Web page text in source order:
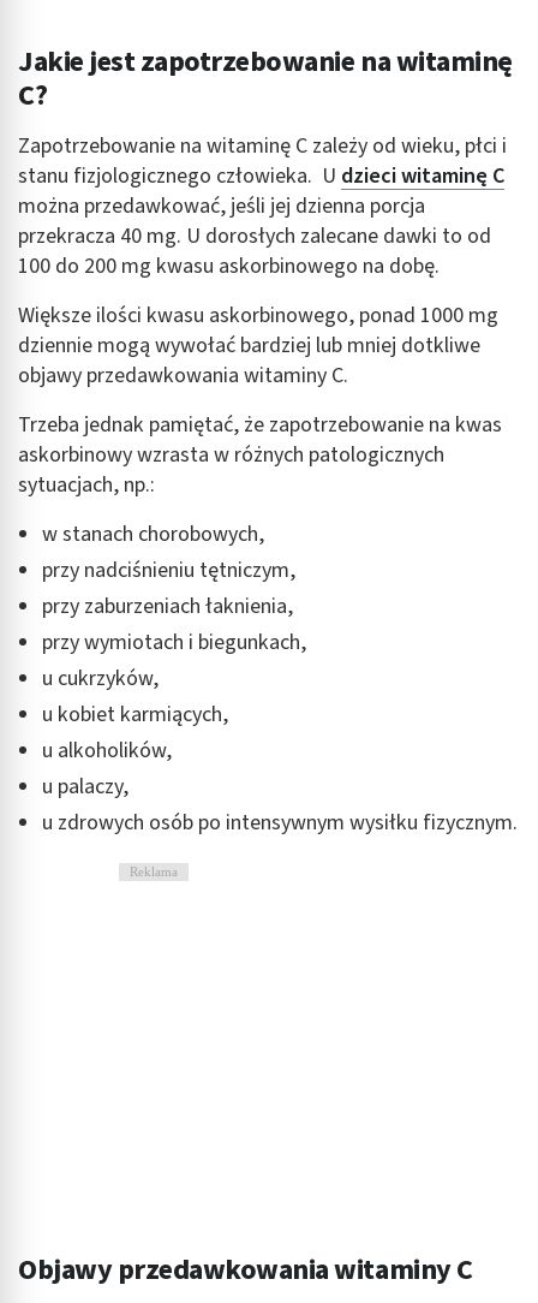
Jakie jest zapotrzebowanie na witaminę
C?
Zapotrzebowanie na witaminę C zależy od wieku, płci i
stanu fizjologicznego człowieka. U dzieci witaminę C
można przedawkować, jeśli jej dzienna porcja
przekracza 40 mg. U dorosłych zalecane dawki to od
100 do 200 mg kwasu askorbinowego na dobę.
Większe ilości kwasu askorbinowego, ponad 1000 mg
dziennie mogą wywołać bardziej lub mniej dotkliwe
objawy przedawkowania witaminy C.
Trzeba jednak pamiętać, że zapotrzebowanie na kwas
askorbinowy wzrasta w różnych patologicznych
sytuacjach, np.:
w stanach chorobowych,
przy nadciśnieniu tętniczym,
przy zaburzeniach łaknienia,
przy wymiotach i biegunkach,
u cukrzyków,
u kobiet karmiących,
u alkoholików,
u palaczy,
u zdrowych osób po intensywnym wysiłku fizycznym.
Reklama
Objawy przedawkowania witaminy C